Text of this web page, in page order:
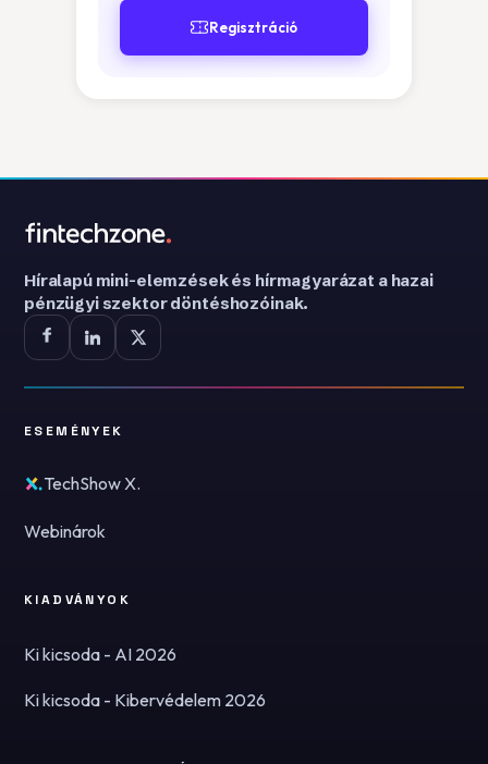
Regisztráció
Híralapú mini-elemzések és hírmagyarázat a hazai
pénzügyi szektor döntéshozóinak.
ESEMÉNYEK
TechShow X.
Webinárok
KIADVÁNYOK
Ki kicsoda - AI 2026
Ki kicsoda - Kibervédelem 2026